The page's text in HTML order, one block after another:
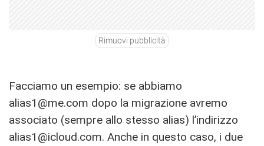
Rimuovi pubblicità
Facciamo un esempio: se abbiamo
alias1@me.com dopo la migrazione avremo
associato (sempre allo stesso alias) l’indirizzo
alias1@icloud.com. Anche in questo caso, i due